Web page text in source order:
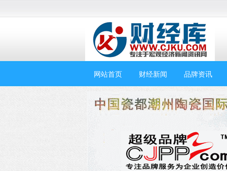
网站首页 财经新闻 品牌资讯